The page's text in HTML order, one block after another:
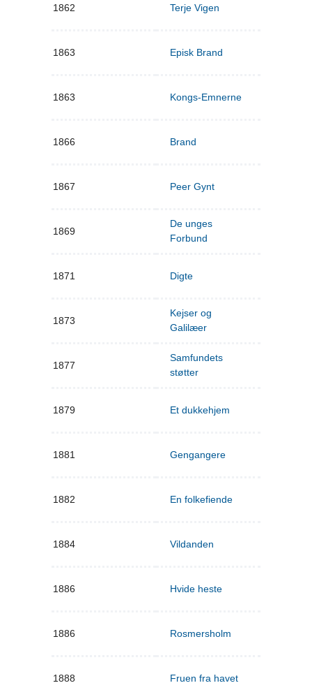
1862 Terje Vigen
1863 Episk Brand
1863 Kongs-Emnerne
1866 Brand
1867 Peer Gynt
1869
De unges
Forbund
1871 Digte
1873
Kejser og
Galilæer
1877
Samfundets
støtter
1879 Et dukkehjem
1881 Gengangere
1882 En folkefiende
1884 Vildanden
1886 Hvide heste
1886 Rosmersholm
1888 Fruen fra havet